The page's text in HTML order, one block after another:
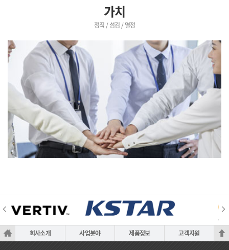
가치
정직 / 섬김 / 열정
회사소개 사업분야 제품정보 고객지원